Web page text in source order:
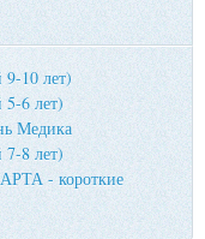
10 лет)
6 лет)
Медика
8 лет)
- короткие